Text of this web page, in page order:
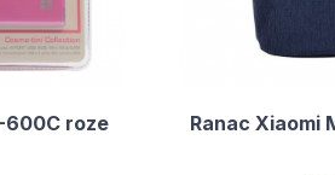
600C roze Ranac Xiaomi